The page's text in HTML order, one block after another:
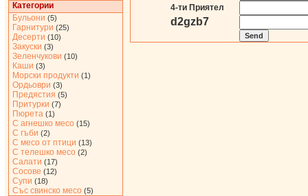
Категории
Бульони (5)
Гарнитури (25)
Десерти (10)
Закуски (3)
Зеленчукови (10)
Каши (3)
Морски продукти (1)
Ордьоври (3)
Предястия (5)
Притурки (7)
Пюрета (1)
С агнешко месо (15)
С гъби (2)
С месо от птици (13)
С телешко месо (2)
Салати (17)
Сосове (12)
Супи (18)
Със свинско месо (5)
4-ти Приятел
d2gzb7